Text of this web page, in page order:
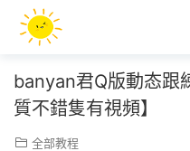
banyan君Q版動态跟
質不錯隻有視頻】
全部教程